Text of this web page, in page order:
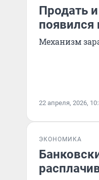
Продать
Механизм
22 апреля, 2026,
ЭКОНОМИКА